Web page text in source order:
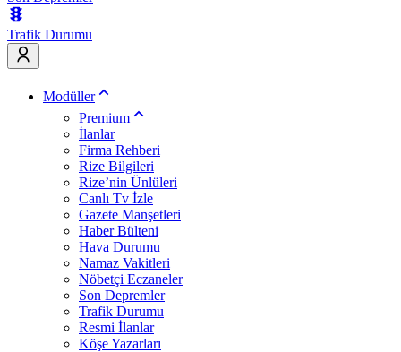
Trafik Durumu
Modüller
Premium
İlanlar
Firma Rehberi
Rize Bilgileri
Rize’nin Ünlüleri
Canlı Tv İzle
Gazete Manşetleri
Haber Bülteni
Hava Durumu
Namaz Vakitleri
Nöbetçi Eczaneler
Son Depremler
Trafik Durumu
Resmi İlanlar
Köşe Yazarları